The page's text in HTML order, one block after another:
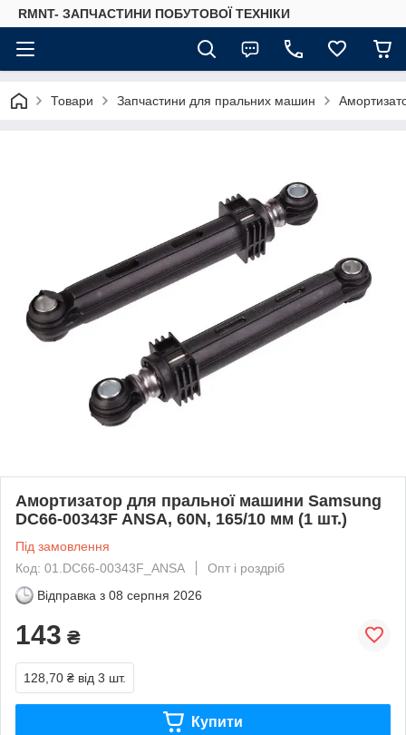
RMNT- ЗАПЧАСТИНИ ПОБУТОВОЇ ТЕХНІКИ
Товари Запчастини для пральних машин
Амортизатор для пральної машини Samsung
DC66-00343F ANSA, 60N, 165/10 мм (1 шт.)
Під замовлення
Код: 01.DC66-00343F_ANSA
Опт і роздріб
Відправка з 08 серпня 2026
143 ₴
128,70 ₴ від 3 шт.
Купити